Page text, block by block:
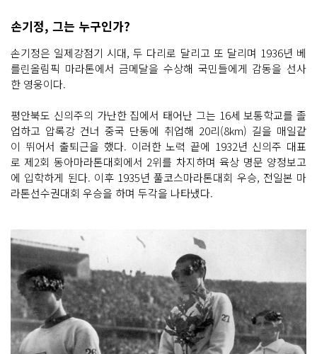
손기정, 그는 누구인가?
손기정은 일제강점기 시대, 두 다리로 달리고 또 달리며 1936년 베
를린올림픽 마라톤에서 금메달을 수상해 국민들에게 감동을 선사
한 영웅이다.
평안북도 신의주의 가난한 집에서 태어난 그는 16세 보통학교를 졸
업하고 압록강 건너 중국 단동에 취업해 20리(8km) 길을 매일같
이 뛰어서 출퇴근을 했다. 이러한 노력 끝에 1932년 신의주 대표
로 제2회 동아마라톤대회에서 2위를 차지하며 육상 명문 양정보고
에 입학하게 된다. 이후 1935년 풀코스마라톤대회 우승, 전일본 마
라톤선수권대회 우승을 하며 두각을 나타냈다.